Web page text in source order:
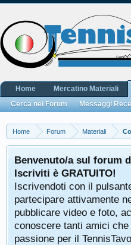
Home Forum Materiali
Benvenuto/a sul forum
Iscriviti è GRATUITO!
Iscrivendoti con il
partecipare attivamente
pubblicare video e foto,
conoscere tanti amici
passione per il
Home Mercatino Materiali
Cerca nei Forum
Messaggi